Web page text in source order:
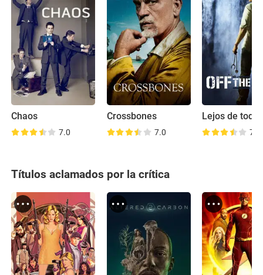
Chaos
7.0
Crossbones
7.0
Lejos de todo
7.2
Títulos aclamados por la crítica